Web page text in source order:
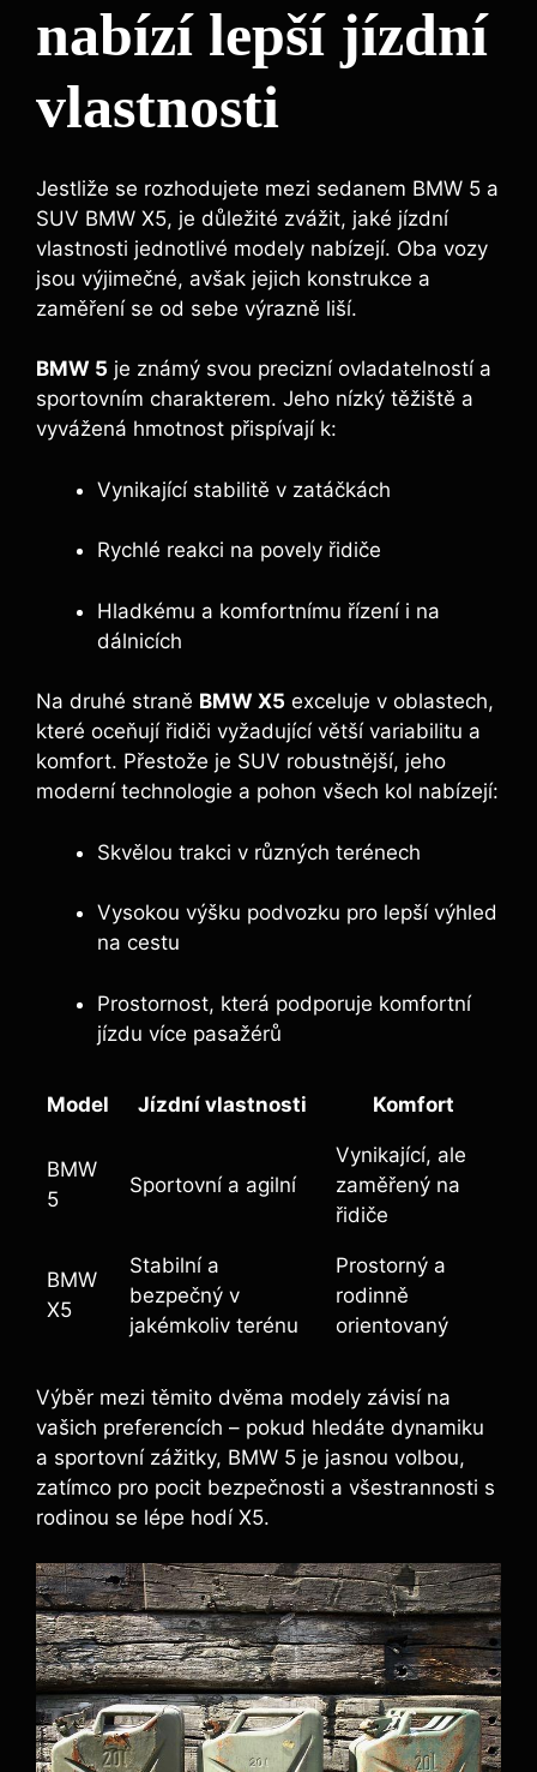
nabízí lepší jízdní
vlastnosti
Jestliže se rozhodujete mezi sedanem BMW 5 a
SUV BMW X5, je důležité zvážit, jaké jízdní
vlastnosti jednotlivé modely nabízejí. Oba vozy
jsou výjimečné, avšak jejich konstrukce a
zaměření se od sebe výrazně liší.
BMW 5 je známý svou precizní ovladatelností a
sportovním charakterem. Jeho nízký těžiště a
vyvážená hmotnost přispívají k:
Vynikající stabilitě v zatáčkách
Rychlé reakci na povely řidiče
Hladkému a komfortnímu řízení i na
dálnicích
Na druhé straně BMW X5 exceluje v oblastech,
které oceňují řidiči vyžadující větší variabilitu a
komfort. Přestože je SUV robustnější, jeho
moderní technologie a pohon všech kol nabízejí:
Skvělou trakci v různých terénech
Vysokou výšku podvozku pro lepší výhled
na cestu
Prostornost, která podporuje komfortní
jízdu více pasažérů
Model Jízdní vlastnosti Komfort
BMW
5
Sportovní a agilní
Vynikající, ale
zaměřený na
řidiče
BMW
X5
Stabilní a
bezpečný v
jakémkoliv terénu
Prostorný a
rodinně
orientovaný
Výběr mezi těmito dvěma modely závisí na
vašich preferencích – pokud hledáte dynamiku
a sportovní zážitky, BMW 5 je jasnou volbou,
zatímco pro pocit bezpečnosti a všestrannosti s
rodinou se lépe hodí X5.